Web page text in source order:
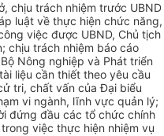
chịu trách nhiệm trước UBND
luật về thực hiện chức năng,
việc được UBND, Chủ tịch
chịu trách nhiệm báo cáo
Nông nghiệp và Phát triển
liệu cần thiết theo yêu cầu
tri, chất vấn của Đại biểu
vi ngành, lĩnh vực quản lý;
đứng đầu các tổ chức chính
việc thực hiện nhiệm vụ